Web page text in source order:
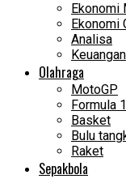
Ekonomi
Ekonomi
Analisa
Keuangan
Olahraga
MotoGP
Formula 1
Basket
Bulu
Raket
Sepakbola